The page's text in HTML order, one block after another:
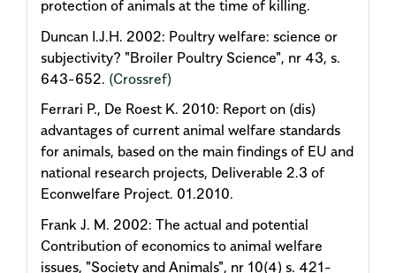
protection of animals at the time of killing.
Duncan I.J.H. 2002: Poultry welfare: science or
subjectivity? "Broiler Poultry Science", nr 43, s.
643-652. (Crossref)
Ferrari P., De Roest K. 2010: Report on (dis)
advantages of current animal welfare standards
for animals, based on the main findings of EU and
national research projects, Deliverable 2.3 of
Econwelfare Project. 01.2010.
Frank J. M. 2002: The actual and potential
Contribution of economics to animal welfare
issues, "Society and Animals", nr 10(4) s. 421-